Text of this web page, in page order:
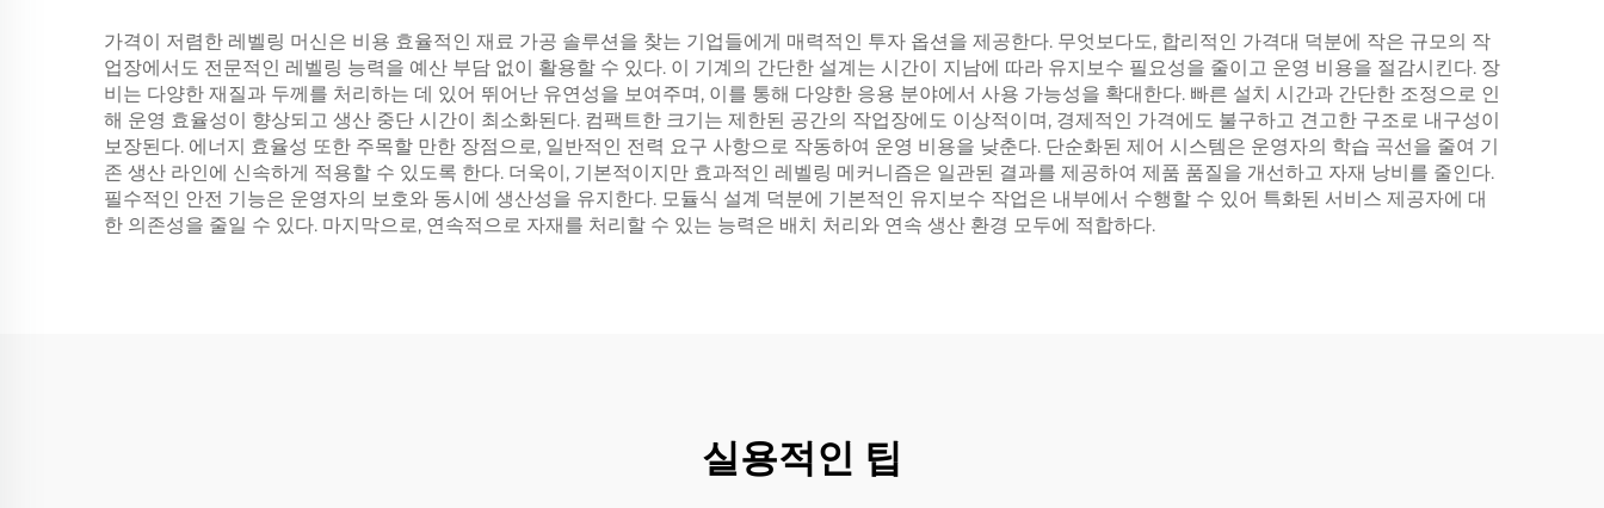
가격이 저렴한 레벨링 머신은 비용 효율적인 재료 가공 솔루션을 찾는 기업들에게 매력적인 투자 옵션을 제공한다. 무엇보다도, 합리적인 가격대 덕분에 작은 규모의 작
업장에서도 전문적인 레벨링 능력을 예산 부담 없이 활용할 수 있다. 이 기계의 간단한 설계는 시간이 지남에 따라 유지보수 필요성을 줄이고 운영 비용을 절감시킨다. 장
비는 다양한 재질과 두께를 처리하는 데 있어 뛰어난 유연성을 보여주며, 이를 통해 다양한 응용 분야에서 사용 가능성을 확대한다. 빠른 설치 시간과 간단한 조정으로 인
해 운영 효율성이 향상되고 생산 중단 시간이 최소화된다. 컴팩트한 크기는 제한된 공간의 작업장에도 이상적이며, 경제적인 가격에도 불구하고 견고한 구조로 내구성이
보장된다. 에너지 효율성 또한 주목할 만한 장점으로, 일반적인 전력 요구 사항으로 작동하여 운영 비용을 낮춘다. 단순화된 제어 시스템은 운영자의 학습 곡선을 줄여 기
존 생산 라인에 신속하게 적용할 수 있도록 한다. 더욱이, 기본적이지만 효과적인 레벨링 메커니즘은 일관된 결과를 제공하여 제품 품질을 개선하고 자재 낭비를 줄인다.
필수적인 안전 기능은 운영자의 보호와 동시에 생산성을 유지한다. 모듈식 설계 덕분에 기본적인 유지보수 작업은 내부에서 수행할 수 있어 특화된 서비스 제공자에 대
한 의존성을 줄일 수 있다. 마지막으로, 연속적으로 자재를 처리할 수 있는 능력은 배치 처리와 연속 생산 환경 모두에 적합하다.
실용적인 팁